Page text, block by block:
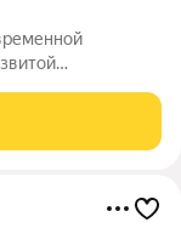
ремонт, вce
автономных